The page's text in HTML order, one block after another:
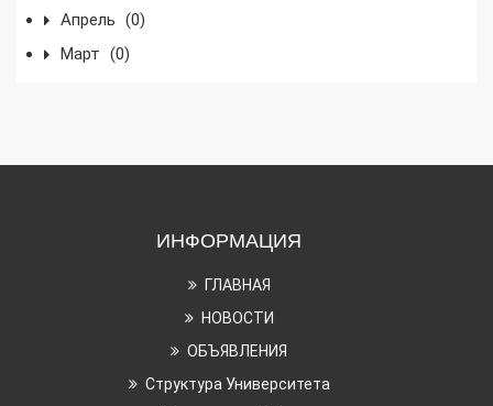
Апрель (0)
Март (0)
ИНФОРМАЦИЯ
ГЛАВНАЯ
НОВОСТИ
ОБЪЯВЛЕНИЯ
Структура Университета